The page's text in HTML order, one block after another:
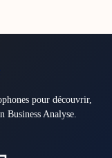
pour découvrir,
Business Analyse.